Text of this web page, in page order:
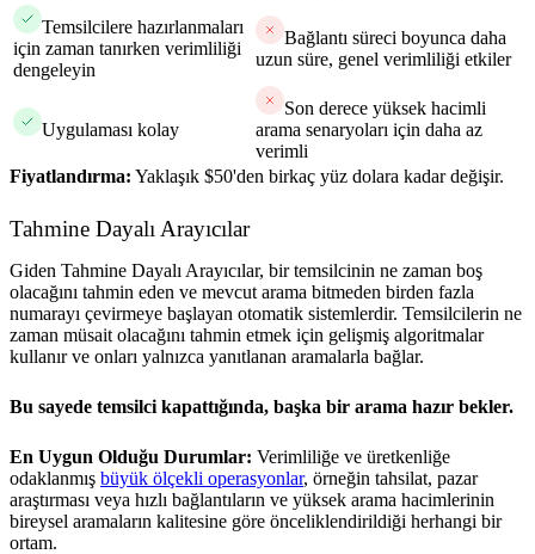
Temsilcilere hazırlanmaları
için zaman tanırken verimliliği
dengeleyin
Bağlantı süreci boyunca daha
uzun süre, genel verimliliği etkiler
Uygulaması kolay
Son derece yüksek hacimli
arama senaryoları için daha az
verimli
Fiyatlandırma: Yaklaşık $50'den birkaç yüz dolara kadar değişir.
Tahmine Dayalı Arayıcılar
Giden Tahmine Dayalı Arayıcılar, bir temsilcinin ne zaman boş
olacağını tahmin eden ve mevcut arama bitmeden birden fazla
numarayı çevirmeye başlayan otomatik sistemlerdir. Temsilcilerin ne
zaman müsait olacağını tahmin etmek için gelişmiş algoritmalar
kullanır ve onları yalnızca yanıtlanan aramalarla bağlar.
Bu sayede temsilci kapattığında, başka bir arama hazır bekler.
En Uygun Olduğu Durumlar: Verimliliğe ve üretkenliğe
odaklanmış büyük ölçekli operasyonlar, örneğin tahsilat, pazar
araştırması veya hızlı bağlantıların ve yüksek arama hacimlerinin
bireysel aramaların kalitesine göre önceliklendirildiği herhangi bir
ortam.